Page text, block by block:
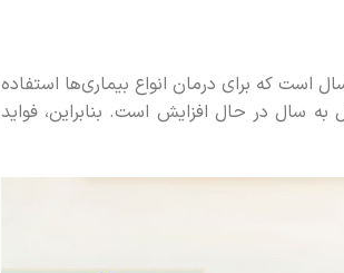
یکی از قدیمی‌ترین و معتبرترین انواع پزشکی در جهان است. بیش از 3000 سال است که برای درمان انواع بیماری‌ها استفاده
سال در حال افزایش است. بنابراین، فواید